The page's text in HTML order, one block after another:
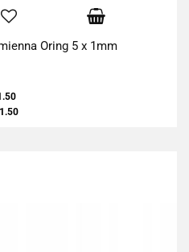
Oring 5 x 1mm
1.50